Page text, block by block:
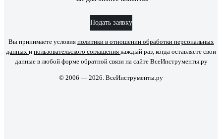
Подать заявку
Вы принимаете условия политики в отношении обработки персональных
данных и пользовательского соглашения каждый раз, когда оставляете свои
данные в любой форме обратной связи на сайте ВсеИнструменты.ру
© 2006 — 2026. ВсеИнструменты.ру